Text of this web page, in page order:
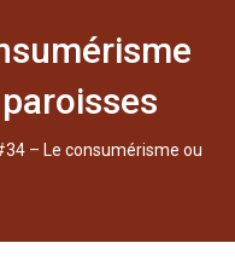
– Le consumérisme ou